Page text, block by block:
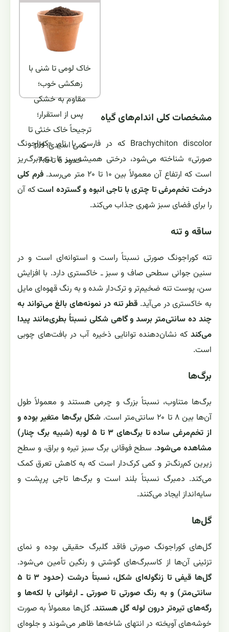
خاک لومی تا شنی با
زهکشی خوب؛
مقاوم به خشکی
پس از استقرار؛
ترجیحاً خاک خنثی تا
کمی اسیدی؛ pH
حدود 6 تا 7.5
مشخصات کلی اندام‌های گیاه
Brachychiton discolor که در فارسی با نام «کوراجونگ
صورتی» شناخته می‌شود، درختی همیشه‌سبز تا نیمه‌برگ‌ریز
است که ارتفاع آن معمولاً بین ۱۰ تا ۲۰ متر می‌رسد.
فرم کلی
درخت تخم‌مرغی تا چتری با تاجی انبوه و گسترده استکه آن
را برای فضای سبز شهری جذاب می‌کند.
ساقه و تنه
تنه کوراجونگ صورتی نسبتاً راست و استوانه‌ای است و در
سنین جوانی سطحی صاف و سبز ـ خاکستری دارد. با افزایش
سن، پوست تنه ضخیم‌تر و ترک‌دار شده و به رنگ قهوه‌ای مایل
به خاکستری در می‌آید. قطر تنه در نمونه‌های بالغ می‌تواند به
چند ده سانتی‌متر برسد و گاهی شکلی نسبتاً بطری‌مانند پیدا
می‌کندکه نشان‌دهنده توانایی ذخیره آب در بافت‌های چوبی
است.
برگ‌ها
برگ‌ها متناوب، نسبتاً بزرگ و چرمی هستند و معمولاً طول
آن‌ها بین ۸ تا ۲۰ سانتی‌متر است.
شکل برگ‌ها متغیر بوده و
از تخم‌مرغی ساده تا برگ‌های ۳ تا ۵ لوبه (شبیه برگ چنار)
مشاهده می‌شود. سطح فوقانی برگ سبز تیره و براق، و سطح
زیرین کم‌رنگ‌تر و کمی کرک‌دار است که به کاهش تعرق کمک
می‌کند. دمبرگ نسبتاً بلند است و برگ‌ها تاجی پرپشت و
سایه‌انداز ایجاد می‌کنند.
گل‌ها
گل‌های کوراجونگ صورتی فاقد گلبرگ حقیقی بوده و نمای
تزئینی آن‌ها از کاسبرگ‌های گوشتی و رنگین تأمین می‌شود.
گل‌ها قیفی تا زنگوله‌ای شکل، نسبتاً درشت (حدود ۳ تا ۵
سانتی‌متر) و به رنگ صورتی تا صورتی ـ ارغوانی با لکه‌ها و
رگه‌های تیره‌تر درون لوله گل هستند. گل‌ها معمولاً به صورت
خوشه‌های آویخته در انتهای شاخه‌ها ظاهر می‌شوند و جلوه‌ای